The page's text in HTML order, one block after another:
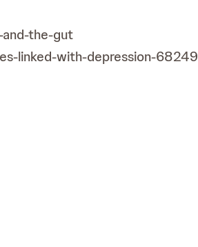
the-gut
linked-with-depression-68249